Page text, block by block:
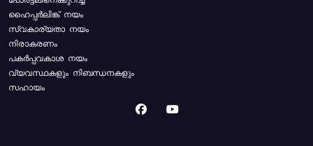
ഹൈപ്പർലിങ്ക് നയം
സ്വകാര്യതാ നയം
നിരാകരണം
പകർപ്പവകാശ നയം
വ്യവസ്ഥകളും നിബന്ധനകളും
സഹായം